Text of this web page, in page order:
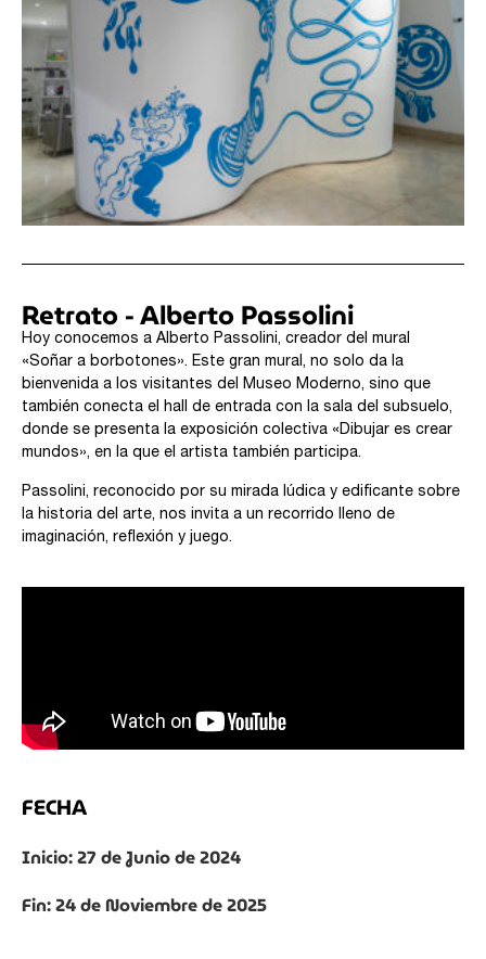
Retrato - Alberto Passolini
Hoy conocemos a Alberto Passolini, creador del mural
«Soñar a borbotones». Este gran mural, no solo da la
bienvenida a los visitantes del Museo Moderno, sino que
también conecta el hall de entrada con la sala del subsuelo,
donde se presenta la exposición colectiva «Dibujar es crear
mundos», en la que el artista también participa.
Passolini, reconocido por su mirada lúdica y edificante sobre
la historia del arte, nos invita a un recorrido lleno de
imaginación, reflexión y juego.
FECHA
Inicio: 27 de Junio de 2024
Fin: 24 de Noviembre de 2025